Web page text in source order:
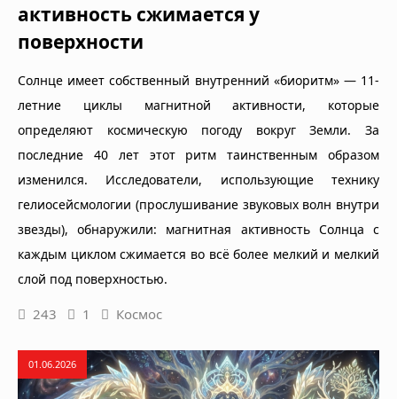
активность сжимается у
поверхности
Солнце имеет собственный внутренний «биоритм» — 11-
летние циклы магнитной активности, которые
определяют космическую погоду вокруг Земли. За
последние 40 лет этот ритм таинственным образом
изменился. Исследователи, использующие технику
гелиосейсмологии (прослушивание звуковых волн внутри
звезды), обнаружили: магнитная активность Солнца с
каждым циклом сжимается во всё более мелкий и мелкий
слой под поверхностью.
243 1 Космос
01.06.2026